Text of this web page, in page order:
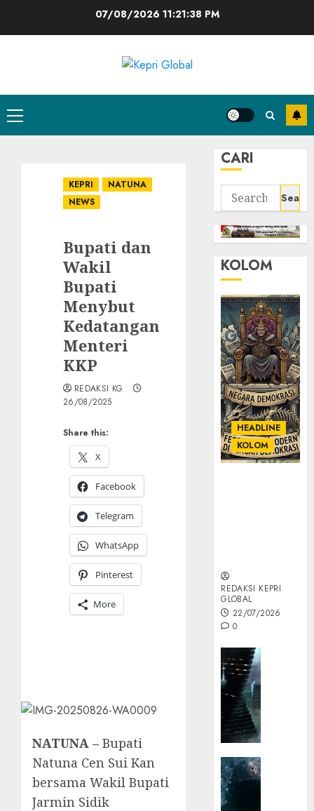
07/08/2026 11:21:38 PM
Primary
Menu
KEPRI
NATUNA
NEWS
Bupati dan
Wakil
Bupati
Menybut
Kedatangan
Menteri
KKP
Share this:
X
Facebook
Telegram
WhatsApp
Pinterest
More
REDAKSI KG
26/08/2025
NATUNA – Bupati
Natuna Cen Sui Kan
bersama Wakil Bupati
Jarmin Sidik
CARI
Search
for:
KOLOM
HEADLINE
KOLOM
REDAKSI KEPRI
GLOBAL
22/07/2026
0